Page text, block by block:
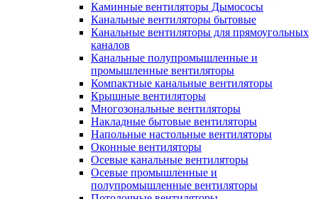
Каминные вентиляторы Дымососы
Канальные вентиляторы бытовые
Канальные вентиляторы для прямоугольных
каналов
Канальные полупромышленные и
промышленные вентиляторы
Компактные канальные вентиляторы
Крышные вентиляторы
Многозональные вентиляторы
Накладные бытовые вентиляторы
Напольные настольные вентиляторы
Оконные вентиляторы
Осевые канальные вентиляторы
Осевые промышленные и
полупромышленные вентиляторы